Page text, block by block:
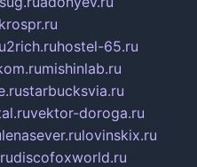
krospr.ru
2rich.ruhostel-65.ru
mishinlab.ru
starbucksvia.ru
vektor-doroga.ru
lenasever.rulovinskix.ru
discofoxworld.ru